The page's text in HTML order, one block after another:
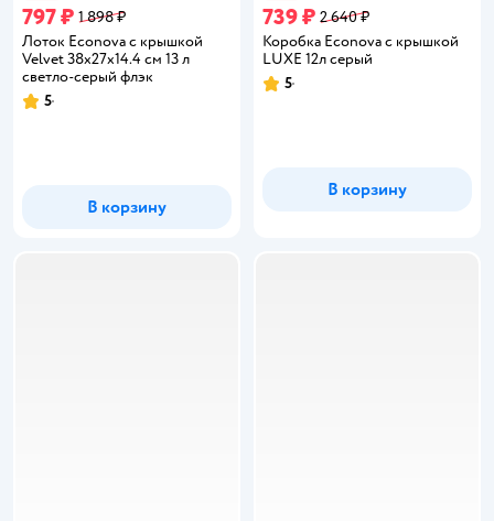
797 ₽ 1 898 ₽
Лоток Econova с крышкой
Velvet 38х27х14.4 см 13 л
светло-серый флэк
Рейтинг:
5
В корзину
739 ₽ 2 640 ₽
Коробка Econova с крышкой
LUXE 12л серый
Рейтинг:
5
В корзину